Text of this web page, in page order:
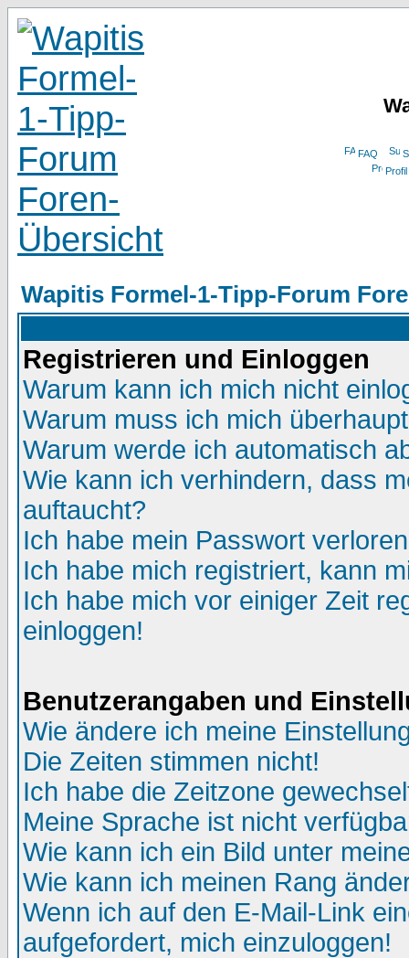
FAQ
Profil
Wapitis Formel-1-Tipp-Forum
Registrieren und Einloggen
Warum kann ich mich nicht
Warum muss ich mich
Warum werde ich automatisch
Wie kann ich verhindern, dass
auftaucht?
Ich habe mein Passwort
Ich habe mich registriert, kann
Ich habe mich vor einiger Zeit
einloggen!
Benutzerangaben und
Wie ändere ich meine
Die Zeiten stimmen nicht!
Ich habe die Zeitzone
Meine Sprache ist nicht
Wie kann ich ein Bild unter
Wie kann ich meinen Rang
Wenn ich auf den E-Mail-Link
aufgefordert, mich einzuloggen!